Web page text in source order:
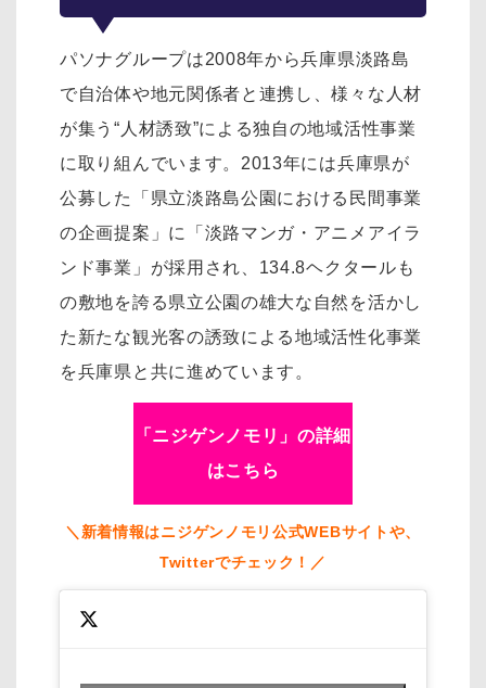
パソナグループは2008年から兵庫県淡路島
で自治体や地元関係者と連携し、様々な人材
が集う“人材誘致”による独自の地域活性事業
に取り組んでいます。2013年には兵庫県が
公募した「県立淡路島公園における民間事業
の企画提案」に「淡路マンガ・アニメアイラ
ンド事業」が採用され、134.8ヘクタールも
の敷地を誇る県立公園の雄大な自然を活かし
た新たな観光客の誘致による地域活性化事業
を兵庫県と共に進めています。
「ニジゲンノモリ」の詳細
はこちら
＼新着情報はニジゲンノモリ公式WEBサイトや、
Twitterでチェック！／